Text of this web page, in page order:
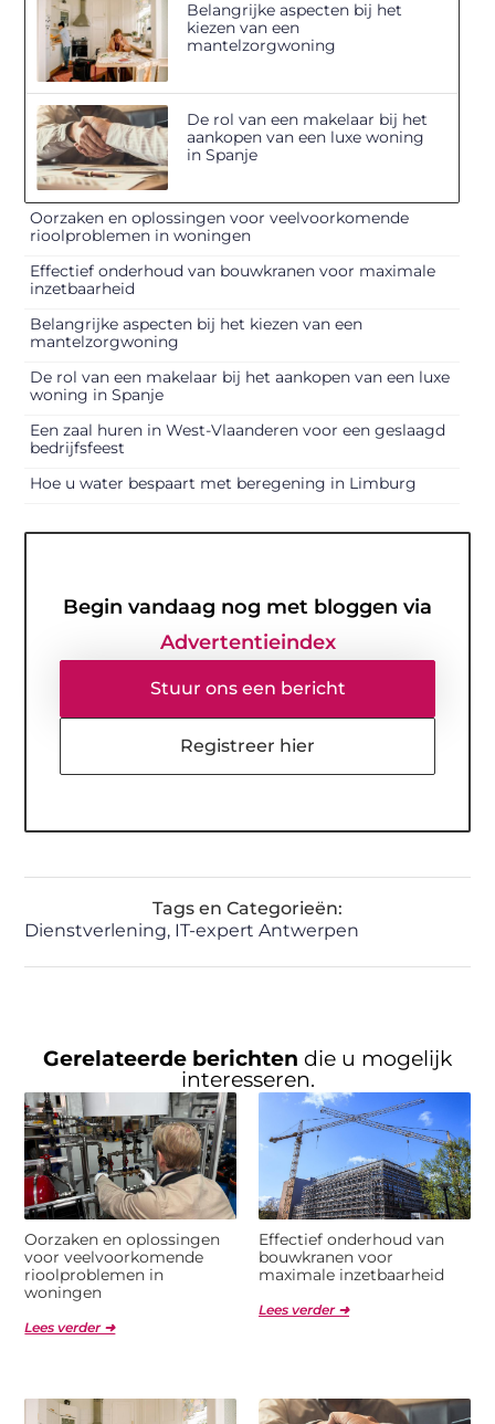
Belangrijke aspecten bij het
kiezen van een
mantelzorgwoning
De rol van een makelaar bij het
aankopen van een luxe woning
in Spanje
Oorzaken en oplossingen voor veelvoorkomende
rioolproblemen in woningen
Effectief onderhoud van bouwkranen voor maximale
inzetbaarheid
Belangrijke aspecten bij het kiezen van een
mantelzorgwoning
De rol van een makelaar bij het aankopen van een luxe
woning in Spanje
Een zaal huren in West-Vlaanderen voor een geslaagd
bedrijfsfeest
Hoe u water bespaart met beregening in Limburg
Begin vandaag nog met bloggen via
Advertentieindex
Stuur ons een bericht
Registreer hier
Tags en Categorieën:
Dienstverlening, IT-expert Antwerpen
Gerelateerde berichten die u mogelijk
interesseren.
Oorzaken en oplossingen
voor veelvoorkomende
rioolproblemen in
woningen
Lees verder ➜
Effectief onderhoud van
bouwkranen voor
maximale inzetbaarheid
Lees verder ➜